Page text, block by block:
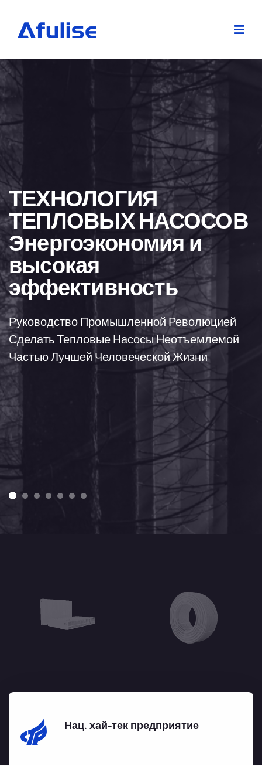
ТЕХНОЛОГИЯ
ТЕПЛОВЫХ НАСОСОВ
Энергоэкономия и
высокая
эффективность
Руководство Промышленной Революцией
Сделать Тепловые Насосы Неотъемлемой
Частью Лучшей Человеческой Жизни
Нац. хай-тек предприятие